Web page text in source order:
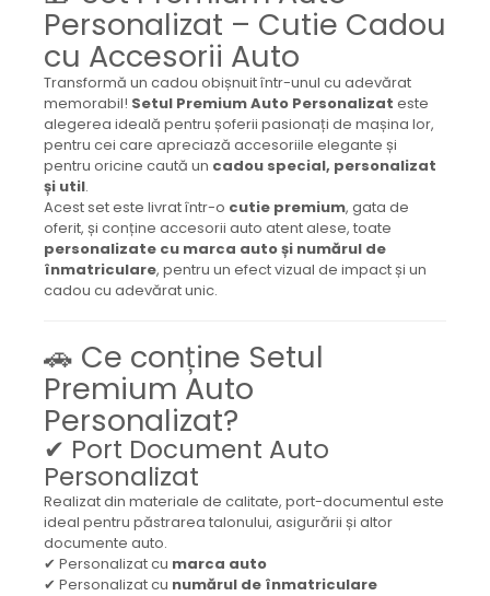
Personalizat – Cutie Cadou
cu Accesorii Auto
Transformă un cadou obișnuit într-unul cu adevărat
memorabil! Setul Premium Auto Personalizat este
alegerea ideală pentru șoferii pasionați de mașina lor,
pentru cei care apreciază accesoriile elegante și
pentru oricine caută un cadou special, personalizat
și util.
Acest set este livrat într-o cutie premium, gata de
oferit, și conține accesorii auto atent alese, toate
personalizate cu marca auto și numărul de
înmatriculare, pentru un efect vizual de impact și un
cadou cu adevărat unic.
🚗 Ce conține Setul
Premium Auto
Personalizat?
✔ Port Document Auto
Personalizat
Realizat din materiale de calitate, port-documentul este
ideal pentru păstrarea talonului, asigurării și altor
documente auto.
✔ Personalizat cu marca auto
✔ Personalizat cu numărul de înmatriculare